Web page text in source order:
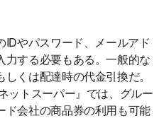
やパスワード、メールアド
力する必要もある。一般的な
くは配達時の代金引換だ。
ットスーパー』では、グルー
ド会社の商品券の利用も可能